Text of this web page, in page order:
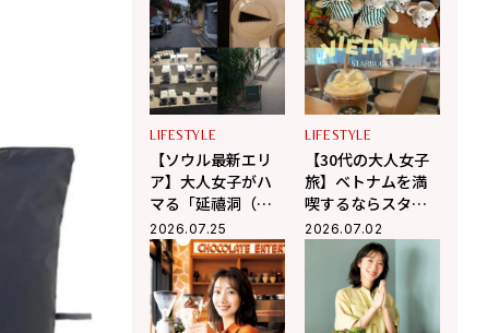
LIFESTYLE
【ソウル最新エリ
ア】大人女子がハ
マる「延禧洞（ヨ
ニドン）」のんび
り散歩＆隠れ家カ
フェ巡り
2026.07.25
LIFESTYLE
【30代の大人女子
旅】ベトナムを満
喫するならスター
バックスへ！ 現地
在住の編集ライタ
ー相馬の海外生活
in ベトナム
2026.07.02